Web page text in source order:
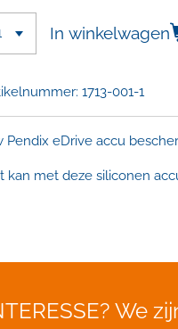
In winkelwagen
1713-001-1
Pendix eDrive accu
kan met deze siliconen
We